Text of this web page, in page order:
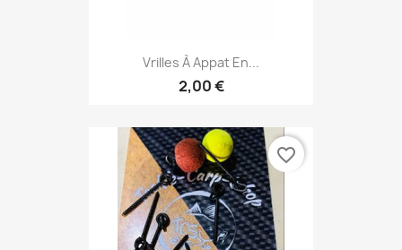
Vrilles À Appat En...
2,00 €
favorite_border